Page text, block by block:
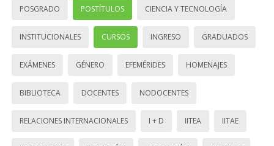
POSGRADO POSTÍTULOS CIENCIA Y TECNOLOGÍA
INSTITUCIONALES CURSOS INGRESO GRADUADOS
EXÁMENES GÉNERO EFEMÉRIDES HOMENAJES
BIBLIOTECA DOCENTES NODOCENTES
RELACIONES INTERNACIONALES I + D IITEA IITAE